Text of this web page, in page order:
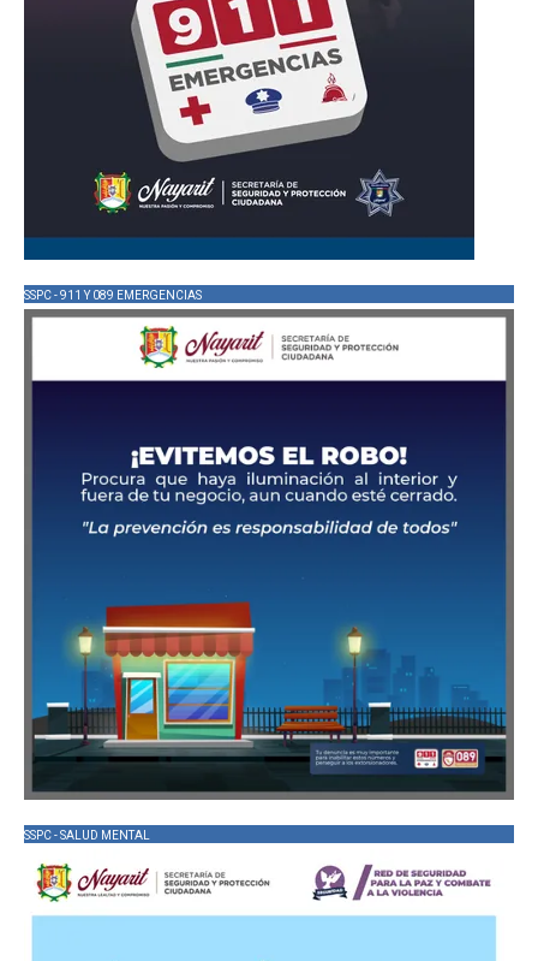
SSPC - 911 Y 089 EMERGENCIAS
SSPC - SALUD MENTAL